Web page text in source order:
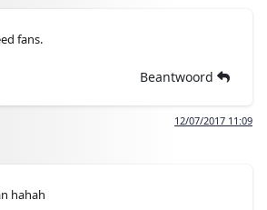
fans.
Beantwoord
12/07/2017 11:09
hahah